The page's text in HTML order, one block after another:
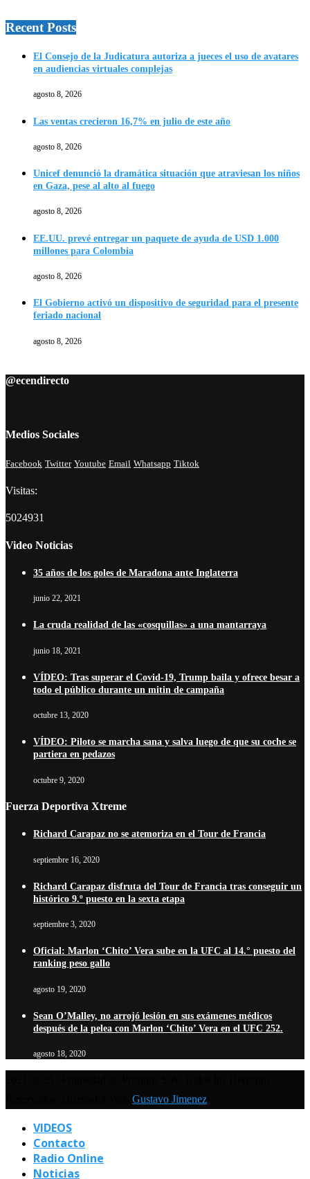
Recent Posts
El Consejo de la Judicatura autoriza a jueces el uso de avatares
en audiencias virtuales complejas
agosto 8, 2026
Las ventas crecieron 16,7% en julio de este año
agosto 8, 2026
Unicef denunció la dramática situación que atraviesan los niños
en Gaza, pese al alto al fuego
agosto 8, 2026
EE.UU. prevé entregar un paquete de ayuda de USD 1.000
millones para Colombia
agosto 8, 2026
El Gobierno activó un dispositivo de seguridad para el presente
feriado nacional
agosto 8, 2026
@ecendirecto
Medios Sociales
Facebook Twitter Youtube Email Whatsapp Tiktok
Visitas:
5024931
Video Noticias
35 años de los goles de Maradona ante Inglaterra
junio 22, 2021
La cruda realidad de las «cosquillas» a una mantarraya
junio 18, 2021
VÍDEO: Tras superar el Covid-19, Trump baila y ofrece besar a
todo el público durante un mitin de campaña
octubre 13, 2020
VÍDEO: Piloto se marcha sana y salva luego de que su coche se
partiera en pedazos
octubre 9, 2020
Fuerza Deportiva Xtreme
Richard Carapaz no se atemoriza en el Tour de Francia
septiembre 16, 2020
Richard Carapaz disfruta del Tour de Francia tras conseguir un
histórico 9.º puesto en la sexta etapa
septiembre 3, 2020
Oficial: Marlon ‘Chito’ Vera sube en la UFC al 14.° puesto del
ranking peso gallo
agosto 19, 2020
Sean O’Malley, no arrojó lesión en sus exámenes médicos
después de la pelea con Marlon ‘Chito’ Vera en el UFC 252.
agosto 18, 2020
Gustavo Jimenez
VIDEOS
Contacto
Radio Online
Noticias